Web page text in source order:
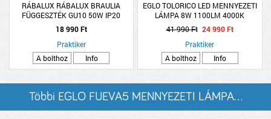
RÁBALUX RÁBALUX BRAULIA
FÜGGESZTÉK GU10 50W IP20
5,5X100CM BÜKK
18 990 Ft
Praktiker
A bolthoz
Info
EGLO TOLORICO LED MENNYEZETI
LÁMPA 8W 1100LM 4000K
FÉNYFORRÁSSAL LED - A++
41 990 Ft 24 990 Ft
Praktiker
A bolthoz
Info
Többi EGLO FUEVA5 MENNYEZETI LÁMPA...